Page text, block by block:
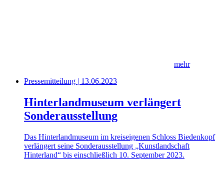
mehr
Pressemitteilung | 13.06.2023
Hinterlandmuseum verlängert
Sonderausstellung
Das Hinterlandmuseum im kreiseigenen Schloss Biedenkopf
verlängert seine Sonderausstellung „Kunstlandschaft
Hinterland“ bis einschließlich 10. September 2023.